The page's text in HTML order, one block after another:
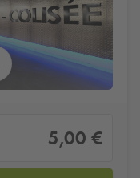
5,00 €